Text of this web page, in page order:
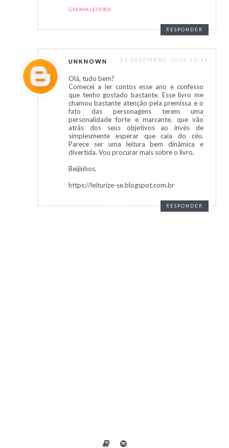
GNOMA LEITORA
RESPONDER
UNKNOWN 21 DEZEMBRO, 2016 13:43
Olá, tudo bem?
Comecei a ler contos esse ano e confesso
que tenho gostado bastante. Esse livro me
chamou bastante atenção pela premissa e o
fato das personagens terem uma
personalidade forte e marcante, que vão
atrás dos seus objetivos ao invés de
simplesmente esperar que caia do céu.
Parece ser uma leitura bem dinâmica e
divertida. Vou procurar mais sobre o livro.
Beijinhos,
https://leiturize-se.blogspot.com.br
RESPONDER